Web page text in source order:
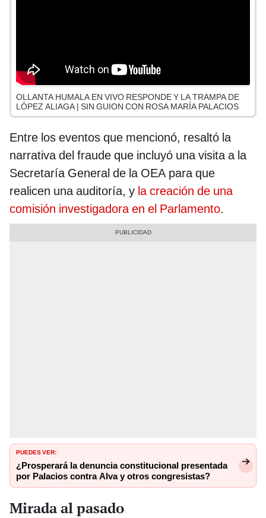
OLLANTA HUMALA EN VIVO RESPONDE Y LA TRAMPA DE
LÓPEZ ALIAGA | SIN GUION CON ROSA MARÍA PALACIOS
Entre los eventos que mencionó, resaltó la
narrativa del fraude que incluyó una visita a la
Secretaría General de la OEA para que
realicen una auditoría, y la creación de una
comisión investigadora en el Parlamento.
PUEDES VER:
¿Prosperará la denuncia constitucional presentada
por Palacios contra Alva y otros congresistas?
Mirada al pasado